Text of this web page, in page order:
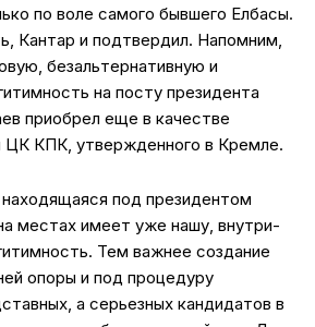
по воле самого бывшего Елбасы.
Кантар и подтвердил. Напомним,
безальтернативную и
на посту президента
приобрел еще в качестве
ЦК КПК, утвержденного в Кремле.
под президентом
местах имеет уже нашу, внутри-
Тем важнее создание
опоры и под процедуру
а серьезных кандидатов в